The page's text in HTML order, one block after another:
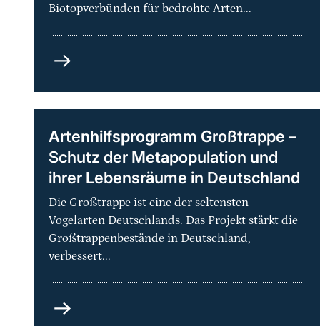
Biotopverbünden für bedrohte Arten...
Grüne
-
Praxisorientierte
im
ökologischen
Trassenmanagement
Artenhilfsprogramm Großtrappe –
Schutz der Metapopulation und
ihrer Lebensräume in Deutschland
Die Großtrappe ist eine der seltensten
Vogelarten Deutschlands. Das Projekt stärkt die
Großtrappenbestände in Deutschland,
verbessert...
Artenhilfsprogramm